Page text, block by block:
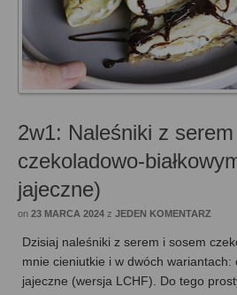
2w1: Naleśniki z
czekoladowo-
jajeczne)
on 23 MARCA 2024 z JEDEN KOMENTARZ
Dzisiaj naleśniki z serem i sosem
mnie cieniutkie i w dwóch wariantach:
jajeczne (wersja LCHF). Do tego